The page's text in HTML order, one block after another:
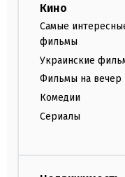
Кино
Самые
фильмы
Украинские
Фильмы на вечер
Комедии
Сериалы